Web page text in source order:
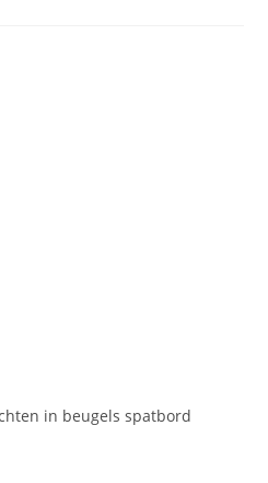
in beugels spatbord